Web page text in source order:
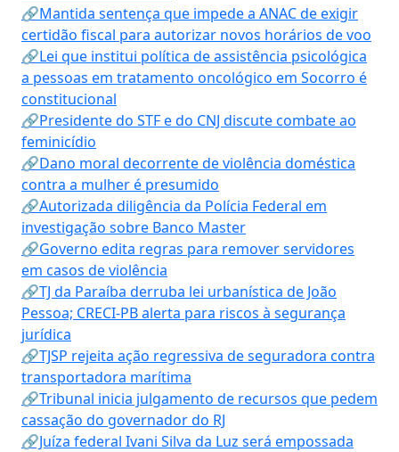
🔗Mantida sentença que impede a ANAC de exigir
certidão fiscal para autorizar novos horários de voo
🔗Lei que institui política de assistência psicológica
a pessoas em tratamento oncológico em Socorro é
constitucional
🔗Presidente do STF e do CNJ discute combate ao
feminicídio
🔗Dano moral decorrente de violência doméstica
contra a mulher é presumido
🔗Autorizada diligência da Polícia Federal em
investigação sobre Banco Master
🔗Governo edita regras para remover servidores
em casos de violência
🔗TJ da Paraíba derruba lei urbanística de João
Pessoa; CRECI-PB alerta para riscos à segurança
jurídica
🔗TJSP rejeita ação regressiva de seguradora contra
transportadora marítima
🔗Tribunal inicia julgamento de recursos que pedem
cassação do governador do RJ
🔗Juíza federal Ivani Silva da Luz será empossada